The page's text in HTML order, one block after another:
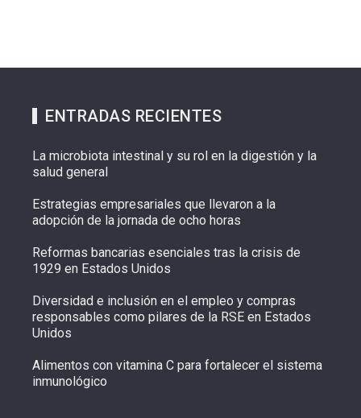
ENTRADAS RECIENTES
La microbiota intestinal y su rol en la digestión y la
salud general
Estrategias empresariales que llevaron a la
adopción de la jornada de ocho horas
Reformas bancarias esenciales tras la crisis de
1929 en Estados Unidos
Diversidad e inclusión en el empleo y compras
responsables como pilares de la RSE en Estados
Unidos
Alimentos con vitamina C para fortalecer el sistema
inmunológico